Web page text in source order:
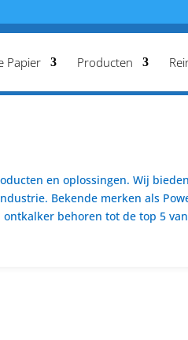
Papier Producten
en oplossingen. Wij
Bekende merken als
behoren tot de top 5